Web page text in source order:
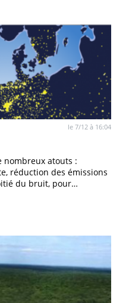
le 7/12 à 16:04
nombreux atouts :
réduction des émissions
du bruit, pour…